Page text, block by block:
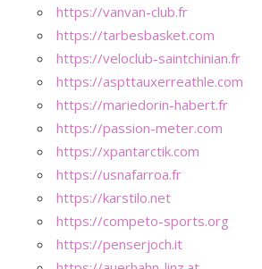
https://vanvan-club.fr
https://tarbesbasket.com
https://veloclub-saintchinian.fr
https://aspttauxerreathle.com
https://mariedorin-habert.fr
https://passion-meter.com
https://xpantarctik.com
https://usnafarroa.fr
https://karstilo.net
https://competo-sports.org
https://penserjoch.it